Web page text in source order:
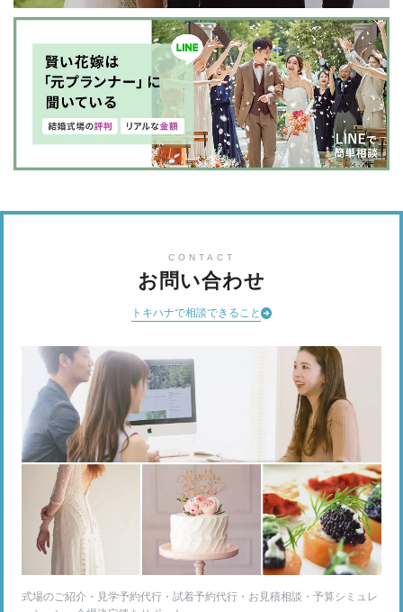
CONTACT
お問い合わせ
トキハナで相談できること
式場のご紹介・見学予約代行・試着予約代行・お見積相談・予算シミュレ